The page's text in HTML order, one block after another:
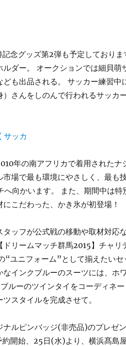
念グッズ第2弾も予定しておりま
ダー。 オークションでは細貝萌
も出品される。 サッカー練習中
さんをしのんで行われるサッカ
年の南アフリカで着用されたナ
場で最も環境にやさしく、最も
向かいます。 また、期間中は特
こだわった、かき氷が初登場！
タッフが公式戦の移動や取材対応
リームマッチ群馬2015】チャリ
“ユニフォーム”として揃えたいセ
インクブルーのスーツには、ホ
ルーのツインタイをコーディネー
スタイルを完成させて。
ルピンバッジ(非売品)のプレゼ
開始、25日(水)より、横浜髙島